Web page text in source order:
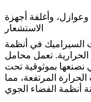
وأغلفة أجهزة
الاستشعار
السيراميك في أنظمة
الحرارية. تعمل محامل
نصنعها بموثوقية تحت
المرتفعة، مما